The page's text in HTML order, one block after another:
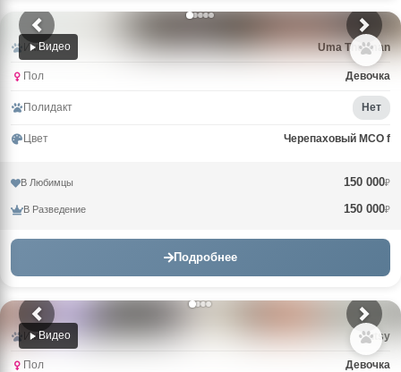
Видео
Имя Uma Thurman
Пол Девочка
Полидакт Нет
Цвет Черепаховый MCO f
В Любимцы 150 000₽
В Разведение 150 000₽
Подробнее
Видео
Имя Tutsy
Пол Девочка